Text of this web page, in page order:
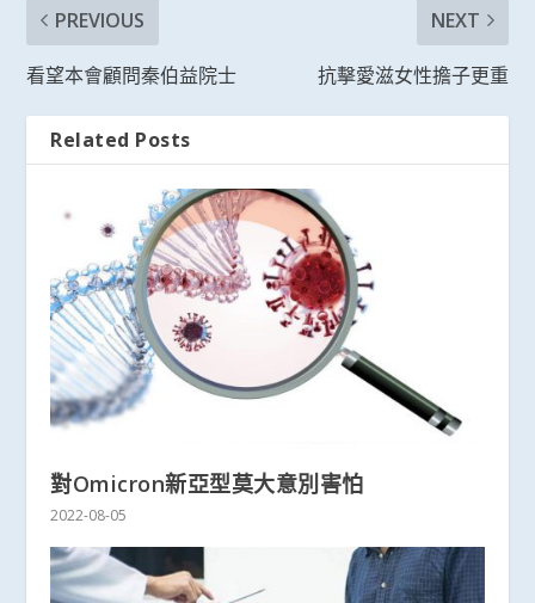
PREVIOUS
看望本會顧問秦伯益院士
NEXT
抗擊愛滋女性擔子更重
Related Posts
對Omicron新亞型莫大意別害怕
2022-08-05